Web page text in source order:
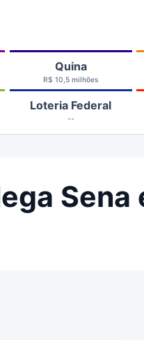
Quina
R$ 10,5 milhões
Loteria Federal
--
Sena